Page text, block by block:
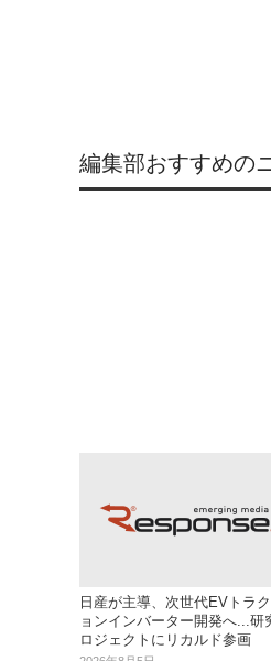
編集部おすすめの
日産が主導、次世代EVトラ
ョンインバーター開発へ...研
ロジェクトにリカルド参画